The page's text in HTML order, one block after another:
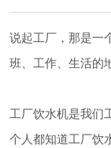
说起工厂，那是一
班、工作、生活的
工厂饮水机是我们
个人都知道工厂饮